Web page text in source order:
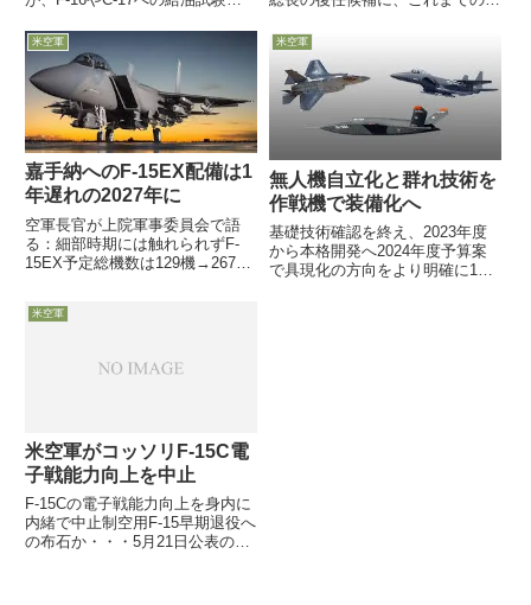
の加重「higher-than-expected
axial loads」により中断していた
件に関し、検討...
総長であるDavid Goldfein大将が
最有力になりつつあると報じてい
ます。人事の鍵を握るであろう、
カーター国...
米空軍
嘉手納へのF-15EX配備は1
年遅れの2027年に
空軍長官が上院軍事委員会で語
る：細部時期には触れられずF-
15EX予定総機数は129機→267機
院軍事委員会で、嘉手納基地配備
米空軍
無人機自立化と群れ技術を
作戦機で装備化へ
基礎技術確認を終え、2023年度
から本格開発へ2024年度予算案
で具現化の方向をより明確に11
米空軍
米空軍がコッソリF-15C電
子戦能力向上を中止
F-15Cの電子戦能力向上を身内に
内緒で中止制空用F-15早期退役へ
の布石か・・・5月21日公表の米